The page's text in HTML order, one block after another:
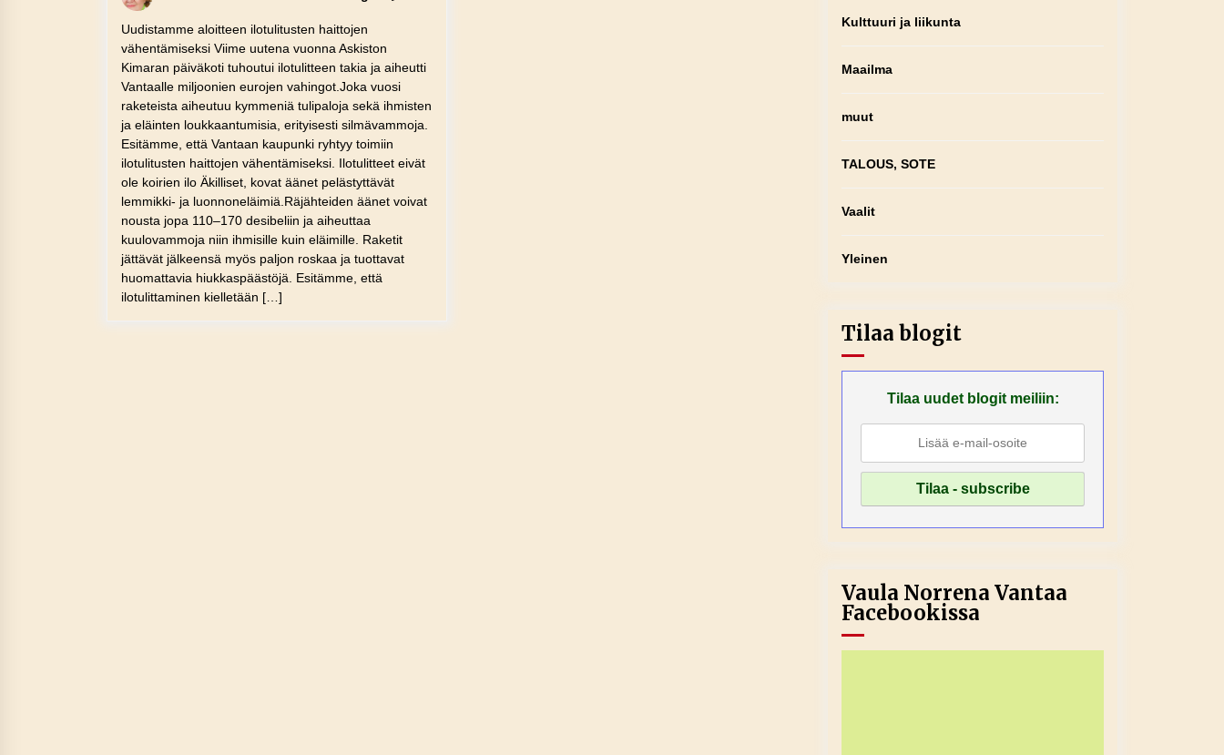
Uudistamme aloitteen ilotulitusten haittojen
vähentämiseksi Viime uutena vuonna Askiston
Kimaran päiväkoti tuhoutui ilotulitteen takia ja aiheutti
Vantaalle miljoonien eurojen vahingot.Joka vuosi
raketeista aiheutuu kymmeniä tulipaloja sekä ihmisten
ja eläinten loukkaantumisia, erityisesti silmävammoja.
Esitämme, että Vantaan kaupunki ryhtyy toimiin
ilotulitusten haittojen vähentämiseksi. Ilotulitteet eivät
ole koirien ilo Äkilliset, kovat äänet pelästyttävät
lemmikki- ja luonnoneläimiä.Räjähteiden äänet voivat
nousta jopa 110–170 desibeliin ja aiheuttaa
kuulovammoja niin ihmisille kuin eläimille. Raketit
jättävät jälkeensä myös paljon roskaa ja tuottavat
huomattavia hiukkaspäästöjä. Esitämme, että
ilotulittaminen kielletään […]
Kulttuuri ja liikunta
Maailma
muut
TALOUS, SOTE
Vaalit
Yleinen
Tilaa blogit
Tilaa uudet blogit meiliin:
Vaula Norrena Vantaa
Facebookissa